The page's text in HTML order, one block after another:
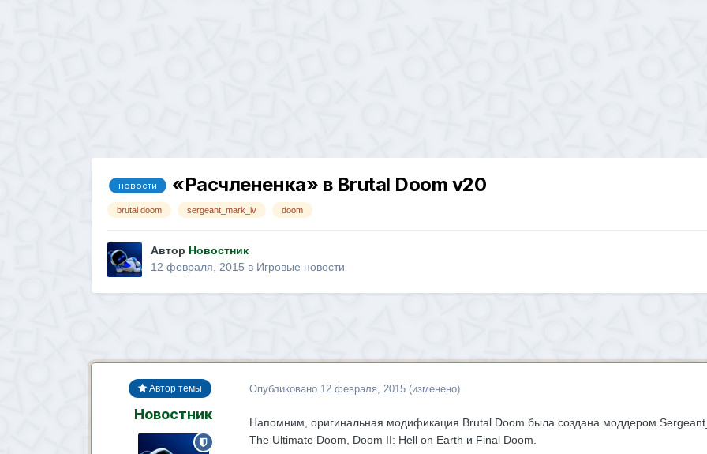
новости «Расчлененка» в Brutal Doom v20
brutal doom sergeant_mark_iv doom
Автор Новостник
12 февраля, 2015 в Игровые новости
Автор темы
Новостник
Опубликовано 12 февраля, 2015 (изменено)
Напомним, оригинальная модификация Brutal Doom была создана моддером
The Ultimate Doom, Doom II: Hell on Earth и Final Doom.